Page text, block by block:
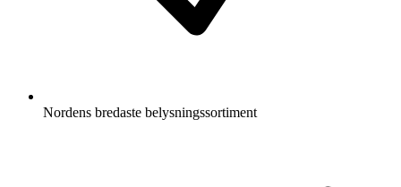
Nordens bredaste belysningssortiment